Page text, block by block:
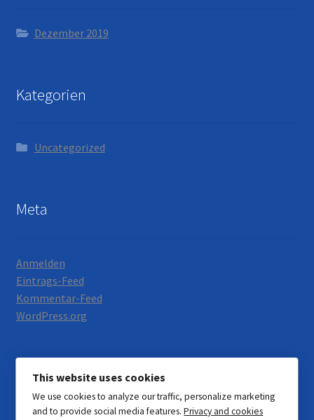
Dezember 2019
Kategorien
Uncategorized
Meta
Anmelden
Eintrags-Feed
Kommentar-Feed
WordPress.org
© Motorrad Neumann 2026
This website uses cookies
We use cookies to analyze our traffic, personalize marketing
and to provide social media features.Privacy and cookies